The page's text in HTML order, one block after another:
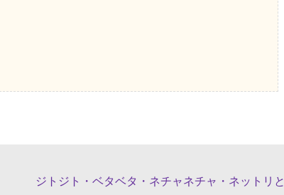
ジトジト・ベタベタ・ネチャネチャ・ネットリと